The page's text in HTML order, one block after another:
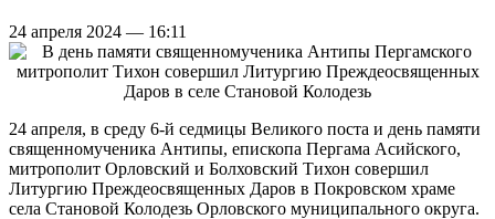
24 апреля 2024 — 16:11
24 апреля, в среду 6-й седмицы Великого поста и день памяти
священномученика Антипы, епископа Пергама Асийского,
митрополит Орловский и Болховский Тихон совершил
Литургию Преждеосвященных Даров в Покровском храме
села Становой Колодезь Орловского муниципального округа.